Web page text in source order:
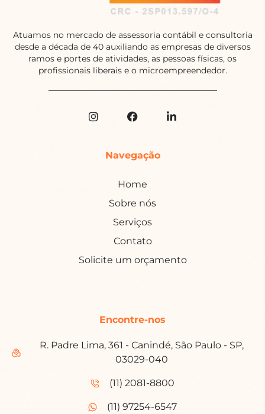
Atuamos no mercado de assessoria contábil e consultoria
desde a década de 40 auxiliando as empresas de diversos
ramos e portes de atividades, as pessoas físicas, os
profissionais liberais e o microempreendedor.
Navegação
Home
Sobre nós
Serviços
Contato
Solicite um orçamento
Encontre-nos
R. Padre Lima, 361 - Canindé, São Paulo - SP,
03029-040
(11) 2081-8800
(11) 97254-6547